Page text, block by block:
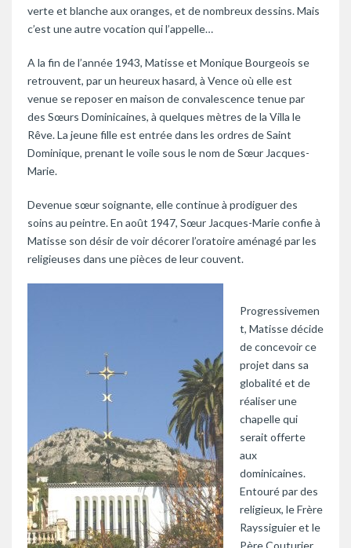
verte et blanche aux oranges, et de nombreux dessins. Mais
c’est une autre vocation qui l’appelle…
A la fin de l’année 1943, Matisse et Monique Bourgeois se
retrouvent, par un heureux hasard, à Vence où elle est
venue se reposer en maison de convalescence tenue par
des Sœurs Dominicaines, à quelques mètres de la Villa le
Rêve. La jeune fille est entrée dans les ordres de Saint
Dominique, prenant le voile sous le nom de Sœur Jacques-
Marie.
Devenue sœur soignante, elle continue à prodiguer des
soins au peintre. En août 1947, Sœur Jacques-Marie confie à
Matisse son désir de voir décorer l’oratoire aménagé par les
religieuses dans une pièces de leur couvent.
Progressivemen
t, Matisse décide
de concevoir ce
projet dans sa
globalité et de
réaliser une
chapelle qui
serait offerte
aux
dominicaines.
Entouré par des
religieux, le Frère
Rayssiguier et le
Père Couturier,